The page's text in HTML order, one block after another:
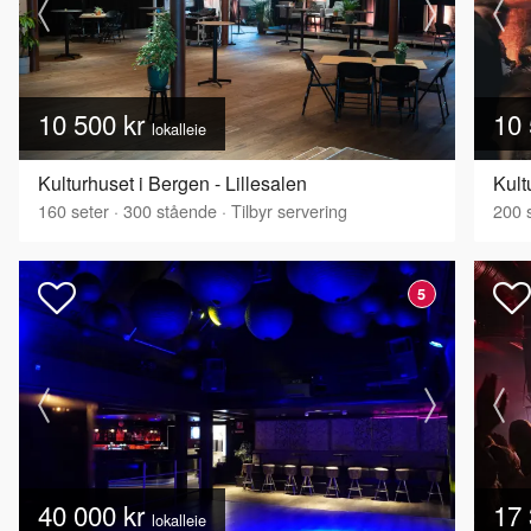
10 500 krlokalleie
Kulturhuset i Bergen - Lillesalen
160seter · 300stående · Tilbyr servering 200
5
40 000 krlokalleie